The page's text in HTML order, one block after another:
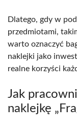
Dlatego, gdy w
przedmiotami,
warto oznaczyć
naklejki jako
realne korzyści
Jak
naklejkę